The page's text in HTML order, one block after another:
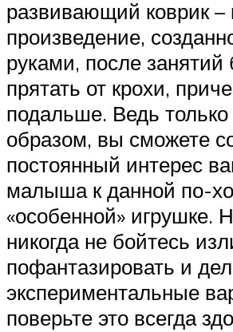
развивающий коврик –
произведение,
руками, после занятий
прятать от крохи,
подальше. Ведь только
образом, вы сможете
постоянный интерес
малыша к данной по-
«особенной» игрушке.
никогда не бойтесь
пофантазировать и
экспериментальные
поверьте это всегда